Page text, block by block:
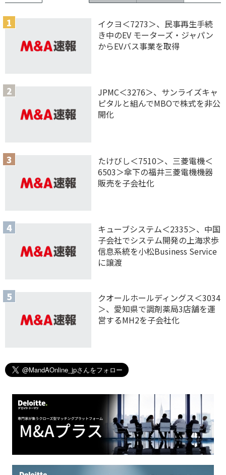
イクヨ＜7273＞、民事再生手続
き中のEV モーターズ・ジャパン
からEVバス事業を取得
JPMC＜3276＞、サンライズキャ
ピタルと組んでMBOで株式を非公
開化
たけびし＜7510＞、三菱電機＜
6503＞傘下の福井三菱電機機器
販売を子会社化
キューブシステム＜2335＞、中国
子会社でシステム開発の上海求歩
信息系統を小松Business Service
に譲渡
クオールホールディングス＜3034
＞、愛知県で調剤薬局3店舗を運
営するMH2を子会社化